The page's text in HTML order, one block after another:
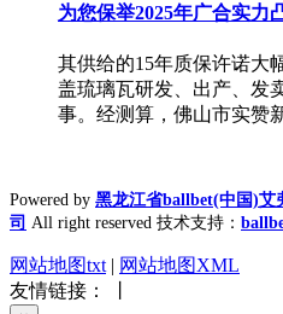
为您保举2025年广合实力
其供给的15年质保许诺大
盖琉璃瓦研发、出产、发
事。经测算，佛山市实赞
Powered by 黑龙江省ballbet(中国)艾
司 All right reserved 技术支持：
网站地图txt | 网站地图XML
友情链接： 丨